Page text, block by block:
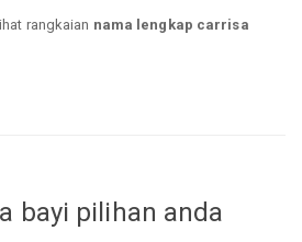
rangkaian nama lengkap carrisa
bayi pilihan anda